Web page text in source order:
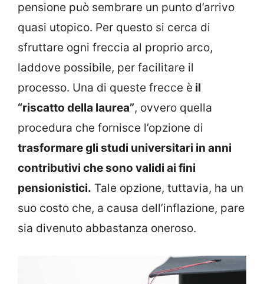
pensione può sembrare un punto d’arrivo
quasi utopico. Per questo si cerca di
sfruttare ogni freccia al proprio arco,
laddove possibile, per facilitare il
processo. Una di queste frecce è il
“riscatto della laurea”, ovvero quella
procedura che fornisce l’opzione di
trasformare gli studi universitari in anni
contributivi che sono validi ai fini
pensionistici. Tale opzione, tuttavia, ha un
suo costo che, a causa dell’inflazione, pare
sia divenuto abbastanza oneroso.